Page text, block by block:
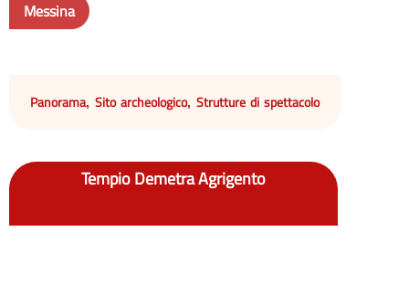
Messina
Panorama,Sito archeologico,Strutture di spettacolo
Tempio Demetra Agrigento